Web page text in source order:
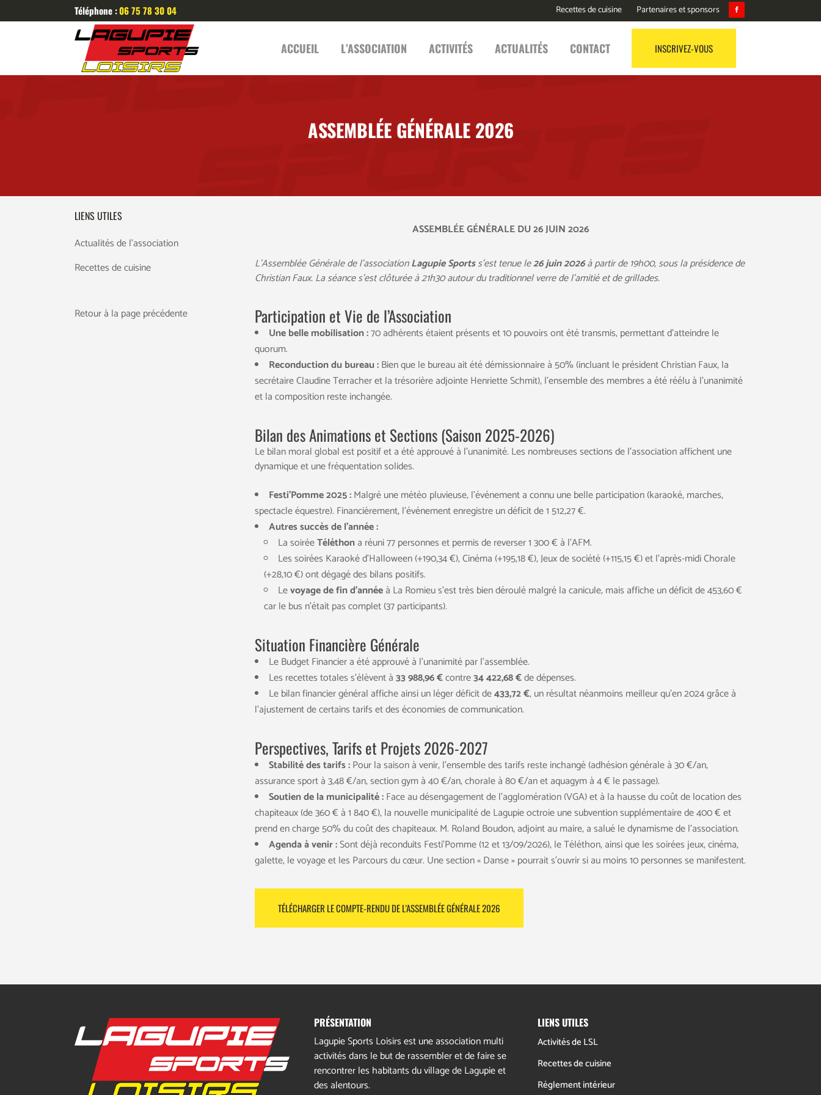
Téléphone :06 75 78 30 04 Recettes de cuisine Partenaires et sponsors
INSCRIVEZ-VOUS
ACCUEIL L’ASSOCIATION ACTIVITÉS ACTUALITÉS CONTACT
ASSEMBLÉE GÉNÉRALE 2026
LIENS UTILES
Actualités de l’association
Recettes de cuisine
Retour à la page précédente
ASSEMBLÉE GÉNÉRALE DU 26 JUIN 2026
L’Assemblée Générale de l’associationLagupie Sportss’est tenue le26 juin 2026à partir de 19h00, sous la présidence de
Christian Faux. La séance s’est clôturée à 21h30 autour du traditionnel verre de l’amitié et de grillades.
Participation et Vie de l’Association
Une belle mobilisation :70 adhérents étaient présents et 10 pouvoirs ont été transmis, permettant d’atteindre le
quorum.
Reconduction du bureau :Bien que le bureau ait été démissionnaire à 50% (incluant le président Christian Faux, la
secrétaire Claudine Terracher et la trésorière adjointe Henriette Schmit), l’ensemble des membres a été réélu à l’unanimité
et la composition reste inchangée.
Bilan des Animations et Sections (Saison 2025-2026)
Le bilan moral global est positif et a été approuvé à l’unanimité. Les nombreuses sections de l’association affichent une
dynamique et une fréquentation solides.
Festi’Pomme 2025 :Malgré une météo pluvieuse, l’événement a connu une belle participation (karaoké, marches,
spectacle équestre). Financièrement, l’événement enregistre un déficit de 1 512,27 €.
Autres succès de l’année :
La soiréeTéléthona réuni 77 personnes et permis de reverser 1 300 € à l’AFM.
Les soirées Karaoké d’Halloween (+190,34 €), Cinéma (+195,18 €), Jeux de société (+115,15 €) et l’après-midi Chorale
(+28,10 €) ont dégagé des bilans positifs.
Levoyage de fin d’annéeà La Romieu s’est très bien déroulé malgré la canicule, mais affiche un déficit de 453,60 €
car le bus n’était pas complet (37 participants).
Situation Financière Générale
Le Budget Financier a été approuvé à l’unanimité par l’assemblée.
Les recettes totales s’élèvent à33 988,96 €contre34 422,68 €de dépenses.
Le bilan financier général affiche ainsi un léger déficit de433,72 €, un résultat néanmoins meilleur qu’en 2024 grâce à
l’ajustement de certains tarifs et des économies de communication.
Perspectives, Tarifs et Projets 2026-2027
Stabilité des tarifs :Pour la saison à venir, l’ensemble des tarifs reste inchangé (adhésion générale à 30 €/an,
assurance sport à 3,48 €/an, section gym à 40 €/an, chorale à 80 €/an et aquagym à 4 € le passage).
Soutien de la municipalité :Face au désengagement de l’agglomération (VGA) et à la hausse du coût de location des
chapiteaux (de 360 € à 1 840 €), la nouvelle municipalité de Lagupie octroie une subvention supplémentaire de 400 € et
prend en charge 50% du coût des chapiteaux. M. Roland Boudon, adjoint au maire, a salué le dynamisme de l’association.
Agenda à venir :Sont déjà reconduits Festi’Pomme (12 et 13/09/2026), le Téléthon, ainsi que les soirées jeux, cinéma,
galette, le voyage et les Parcours du cœur. Une section « Danse » pourrait s’ouvrir si au moins 10 personnes se manifestent.
TÉLÉCHARGER LE COMPTE-RENDU DE L'ASSEMBLÉE GÉNÉRALE 2026
PRÉSENTATION
Lagupie Sports Loisirs est une association multi
activités dans le but de rassembler et de faire se
rencontrer les habitants du village de Lagupie et
des alentours.
LIENS UTILES
Activités de LSL
Recettes de cuisine
Réglement intérieur